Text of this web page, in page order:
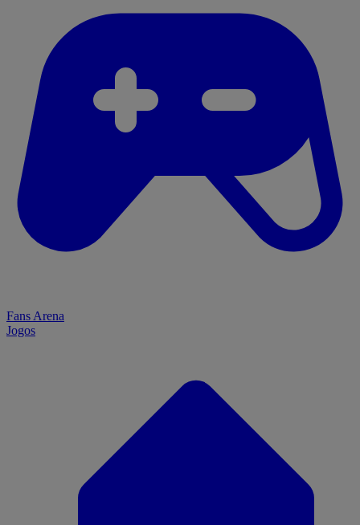
Fans Arena
Jogos